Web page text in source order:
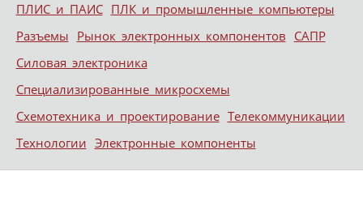
ПЛИС и ПАИС ПЛК и промышленные компьютеры
Разъемы Рынок электронных компонентов САПР
Силовая электроника
Специализированные микросхемы
Схемотехника и проектирование Телекоммуникации
Технологии Электронные компоненты